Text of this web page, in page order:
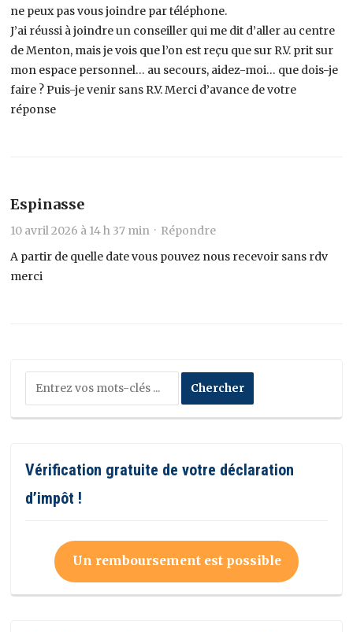
ne peux pas vous joindre par téléphone.
J’ai réussi à joindre un conseiller qui me dit d’aller au centre
de Menton, mais je vois que l’on est reçu que sur R.V. prit sur
mon espace personnel… au secours, aidez-moi… que dois-je
faire ? Puis-je venir sans R.V. Merci d’avance de votre
réponse
Espinasse
10 avril 2026 à 14 h 37 min · Répondre
A partir de quelle date vous pouvez nous recevoir sans rdv
merci
Vérification gratuite de votre déclaration
d’impôt !
Un remboursement est possible